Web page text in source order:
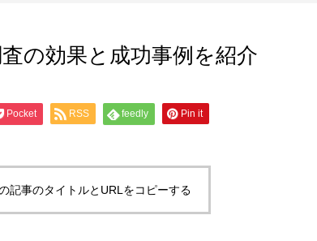
の効果と成功事例を紹介
Pocket RSS feedly Pin it
記事のタイトルとURLをコピーする